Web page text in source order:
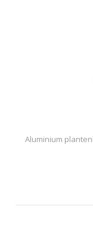
Aluminium